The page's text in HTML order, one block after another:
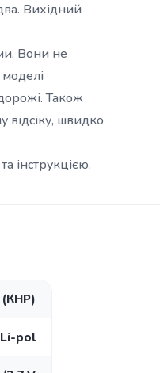
Вихідний
Вони не
Також
відсіку, швидко
інструкцією.
Li-pol